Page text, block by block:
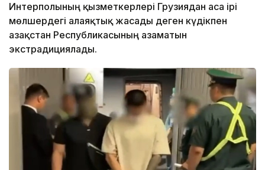
Интерполының қызметкерлері Грузиядан аса ірі
мөлшердегі алаяқтық жасады деген күдікпен
Қазақстан Республикасының азаматын
экстрадициялады.